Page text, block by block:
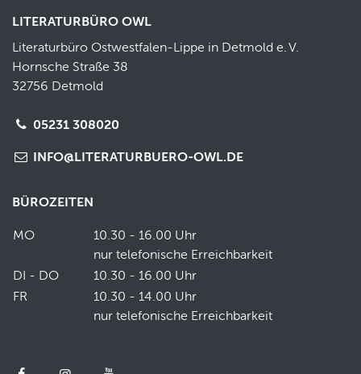
LITERATURBÜRO OWL
Literaturbüro Ostwestfalen-Lippe in Detmold e.V.
Hornsche Straße 38
32756 Detmold
05231 308020
INFO@LITERATURBUERO-OWL.DE
BÜROZEITEN
MO
10.30 - 16.00 Uhr
nur telefonische Erreichbarkeit
DI - DO
10.30 - 16.00 Uhr
FR
10.30 - 14.00 Uhr
nur telefonische Erreichbarkeit